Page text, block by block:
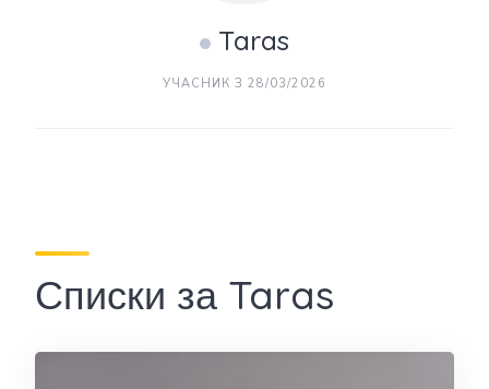
Taras
УЧАСНИК З 28/03/2026
Списки за Taras